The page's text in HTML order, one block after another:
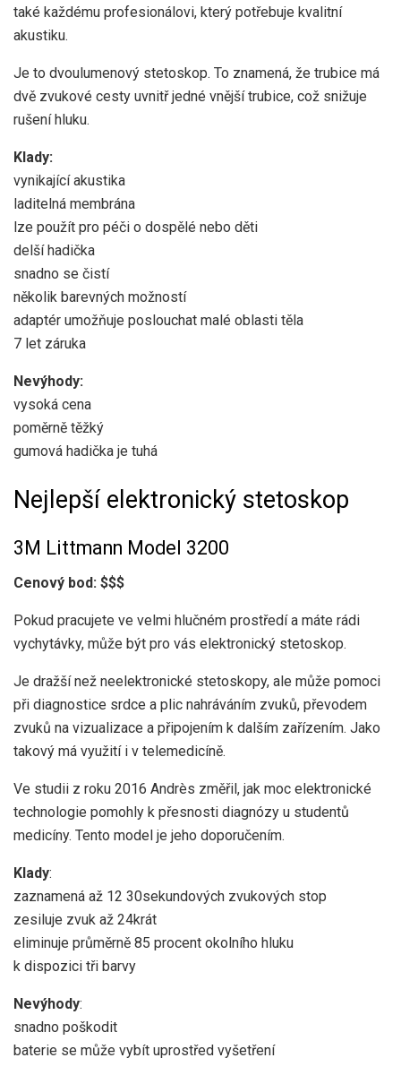
také každému profesionálovi, který potřebuje kvalitní
akustiku.
Je to dvoulumenový stetoskop. To znamená, že trubice má
dvě zvukové cesty uvnitř jedné vnější trubice, což snižuje
rušení hluku.
Klady:
vynikající akustika
laditelná membrána
lze použít pro péči o dospělé nebo děti
delší hadička
snadno se čistí
několik barevných možností
adaptér umožňuje poslouchat malé oblasti těla
7 let záruka
Nevýhody:
vysoká cena
poměrně těžký
gumová hadička je tuhá
Nejlepší elektronický stetoskop
3M Littmann Model 3200
Cenový bod: $$$
Pokud pracujete ve velmi hlučném prostředí a máte rádi
vychytávky, může být pro vás elektronický stetoskop.
Je dražší než neelektronické stetoskopy, ale může pomoci
při diagnostice srdce a plic nahráváním zvuků, převodem
zvuků na vizualizace a připojením k dalším zařízením. Jako
takový má využití i v telemedicíně.
Ve studii z roku 2016 Andrès změřil, jak moc elektronické
technologie pomohly k přesnosti diagnózy u studentů
medicíny. Tento model je jeho doporučením.
Klady:
zaznamená až 12 30sekundových zvukových stop
zesiluje zvuk až 24krát
eliminuje průměrně 85 procent okolního hluku
k dispozici tři barvy
Nevýhody:
snadno poškodit
baterie se může vybít uprostřed vyšetření